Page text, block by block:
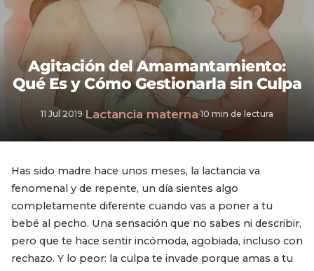
Agitación del Amamantamiento:
Qué Es y Cómo Gestionarla sin Culpa
11 Jul 2019· Lactancia materna·10 min de lectura
Has sido madre hace unos meses, la lactancia va
fenomenal y de repente, un día sientes algo
completamente diferente cuando vas a poner a tu
bebé al pecho. Una sensación que no sabes ni describir,
pero que te hace sentir incómoda, agobiada, incluso con
rechazo. Y lo peor: la culpa te invade porque amas a tu